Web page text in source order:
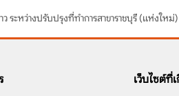
ระหว่างปรับปรุงที่ทำการสาขาราชบุรี (แห่งใหม่)
เว็บไซต์ที่